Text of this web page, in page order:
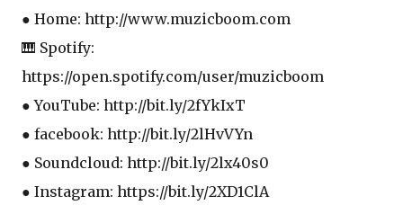
● Home: http://www.muzicboom.com
🎹 Spotify:
https://open.spotify.com/user/muzicboom
● YouTube: http://bit.ly/2fYkIxT
● facebook: http://bit.ly/2lHvVYn
● Soundcloud: http://bit.ly/2lx40s0
● Instagram: https://bit.ly/2XD1ClA